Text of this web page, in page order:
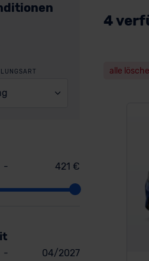
- 421 €
- 04/2027
4
alle